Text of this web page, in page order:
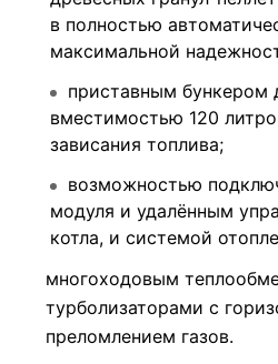
в полностью
максимальной
приставным бункером
вместимостью 120
зависания топлива;
возможностью
модуля и удалённым
котла, и системой
многоходовым
турболизаторами с